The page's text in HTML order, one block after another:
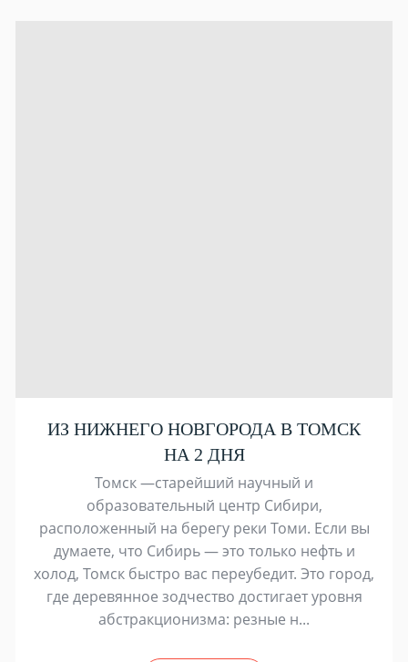
ИЗ НИЖНЕГО НОВГОРОДА В ТОМСК
НА 2 ДНЯ
Томск —старейший научный и
образовательный центр Сибири,
расположенный на берегу реки Томи. Если вы
думаете, что Сибирь — это только нефть и
холод, Томск быстро вас переубедит. Это город,
где деревянное зодчество достигает уровня
абстракционизма: резные н...